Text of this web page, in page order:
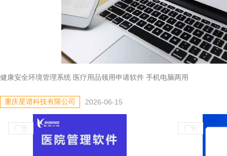
AI智能全生命周期健康管理系统 定制开发服务
拔俗(上海)网络技术有限公司 2026-07-27
广告 广告